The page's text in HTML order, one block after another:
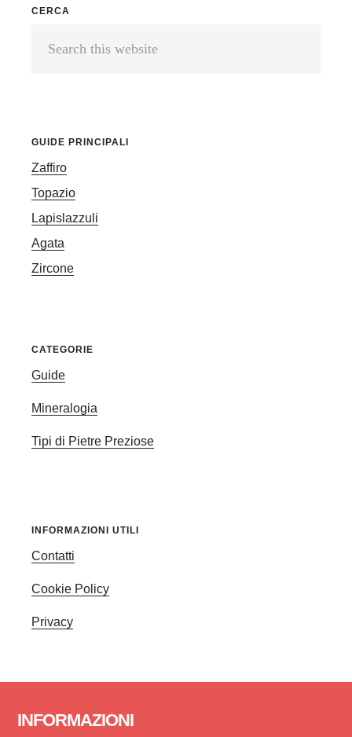
Primary
Sidebar
CERCA
GUIDE PRINCIPALI
Zaffiro
Topazio
Lapislazzuli
Agata
Zircone
CATEGORIE
Guide
Mineralogia
Tipi di Pietre Preziose
INFORMAZIONI UTILI
Contatti
Cookie Policy
Privacy
INFORMAZIONI